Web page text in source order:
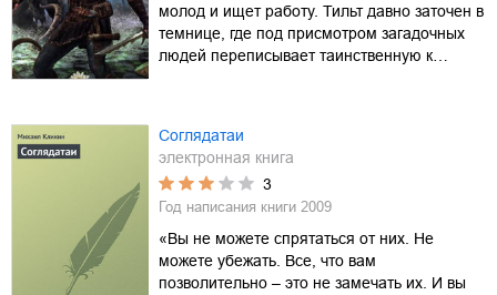
молод и ищет работу. Тильт давно заточен в
темнице, где под присмотром загадочных
людей переписывает таинственную к…
Соглядатаи
электронная книга
3
Год написания книги 2009
«Вы не можете спрятаться от них. Не
можете убежать. Все, что вам
позволительно – это не замечать их. И вы